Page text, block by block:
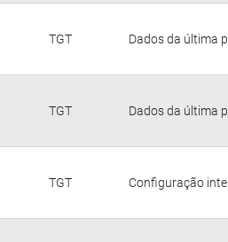
TGT Dados da última
TGT Dados da última
TGT Configuração